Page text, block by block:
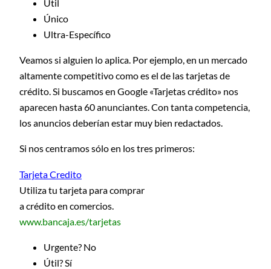
Útil
Único
Ultra-Específico
Veamos si alguien lo aplica. Por ejemplo, en un mercado
altamente competitivo como es el de las tarjetas de
crédito. Si buscamos en Google «Tarjetas crédito» nos
aparecen hasta 60 anunciantes. Con tanta competencia,
los anuncios deberían estar muy bien redactados.
Si nos centramos sólo en los tres primeros:
Tarjeta Credito
Utiliza tu tarjeta para comprar
a crédito en comercios.
www.bancaja.es/tarjetas
Urgente? No
Útil? Sí